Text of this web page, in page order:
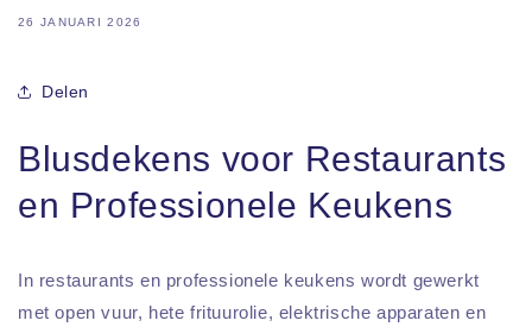
26 JANUARI 2026
Delen
Blusdekens voor Restaurants
en Professionele Keukens
In restaurants en professionele keukens wordt gewerkt
met open vuur, hete frituurolie, elektrische apparaten en